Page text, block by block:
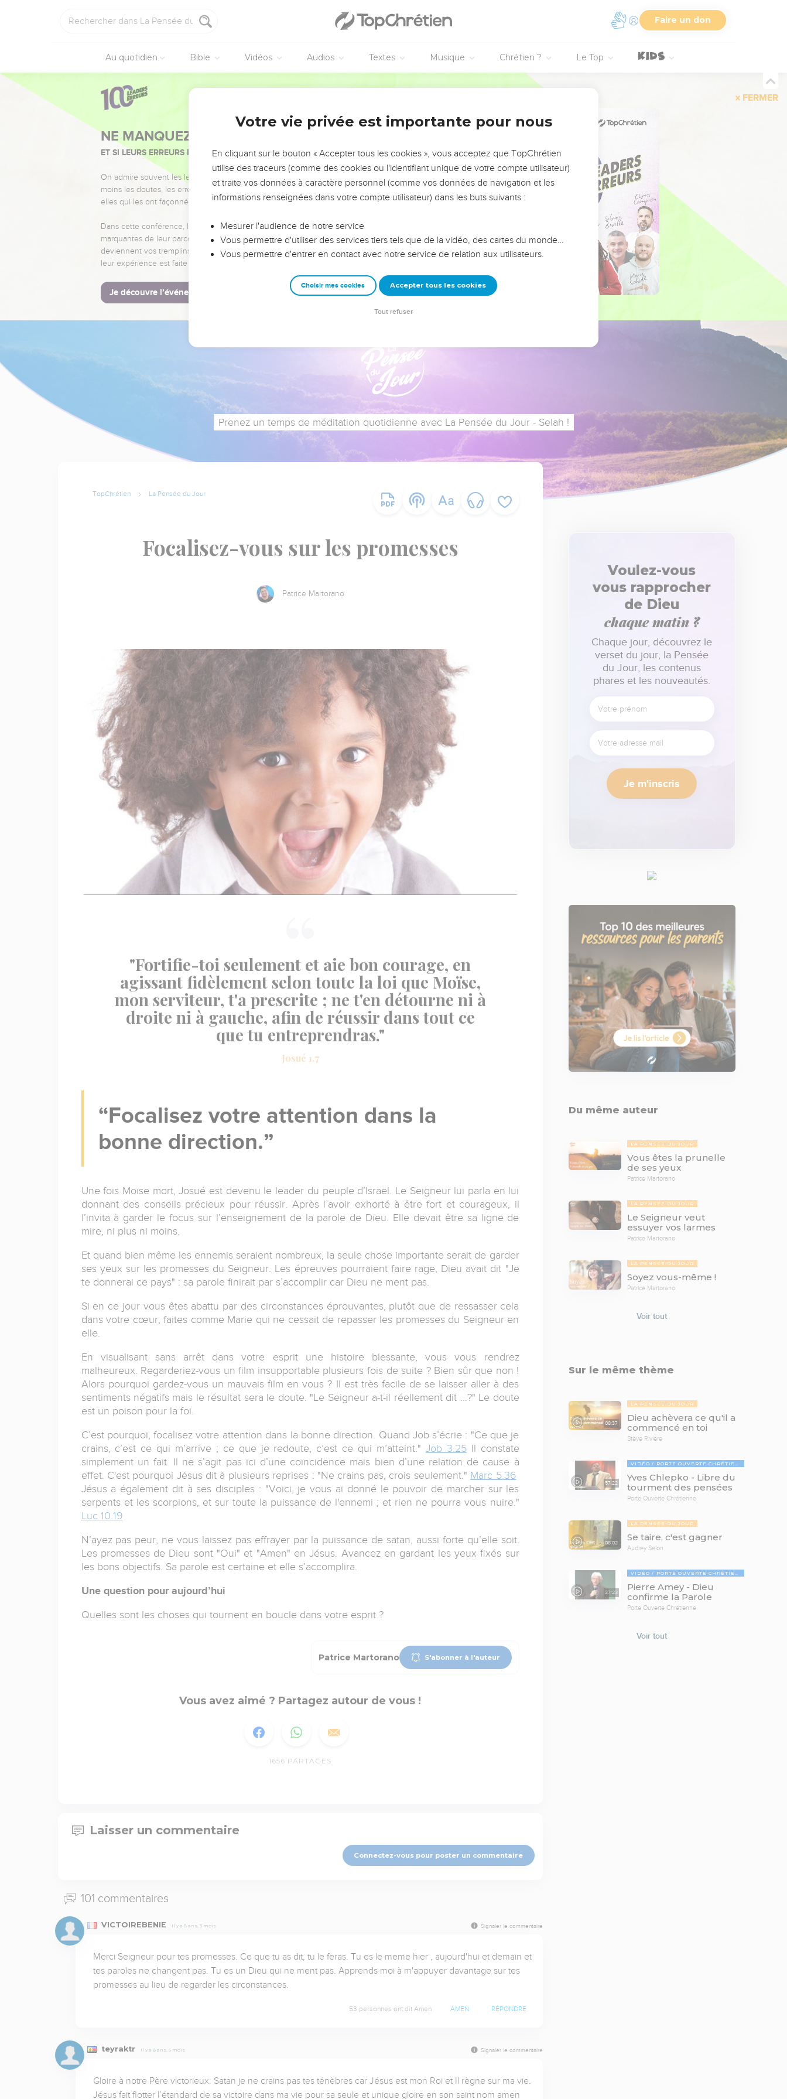
Faire un don
Au quotidien Bible Vidéos Audios Textes Musique Chrétien ? Le Top
FERMER
NE MANQUEZ PAS L’ÉVÉNEMENT DE L’ANNÉE !
ET SI LEURS ERREURS POUVAIENT VOUS ÉVITER LES VOTRES ?
On admire souvent les leaders pour leurs réussites, leur impact, leur foi ou leur vision. Mais on voit
moins les doutes, les erreurs et les saisons difficiles qu'ils ont traversés, alors même que ce sont
elles qui les ont façonnés.
Dans cette conférence, leaders, entrepreneurs, et responsables reviennent sur les erreurs
marquantes de leur parcours et les clés pour avancer avec plus de sagesse afin que leurs erreurs
deviennent vos tremplins. Que vous guidiez un ministère, une équipe, un groupe ou une famille,
leur expérience est faite pour vous.
Je découvre l’événement
Prenez un temps de méditation quotidienne avec La Pensée du Jour - Selah !
TopChrétien La Pensée du Jour
Focalisez-vous sur les promesses
Patrice Martorano
"Fortifie-toi seulement et aie bon courage, en
agissant fidèlement selon toute la loi que Moïse,
mon serviteur, t'a prescrite ; ne t'en détourne ni à
droite ni à gauche, afin de réussir dans tout ce
que tu entreprendras."
Josué 1.7
Focalisez votre attention dans la
bonne direction.
Une fois Moïse mort, Josué est devenu le leader du peuple d’Israël. Le Seigneur lui parla en lui
donnant des conseils précieux pour réussir. Après l’avoir exhorté à être fort et courageux, il
l’invita à garder le focus sur l’enseignement de la parole de Dieu. Elle devait être sa ligne de
mire, ni plus ni moins.
Et quand bien même les ennemis seraient nombreux, la seule chose importante serait de garder
ses yeux sur les promesses du Seigneur. Les épreuves pourraient faire rage, Dieu avait dit "Je
te donnerai ce pays" : sa parole finirait par s’accomplir car Dieu ne ment pas.
Si en ce jour vous êtes abattu par des circonstances éprouvantes, plutôt que de ressasser cela
dans votre cœur, faites comme Marie qui ne cessait de repasser les promesses du Seigneur en
elle.
En visualisant sans arrêt dans votre esprit une histoire blessante, vous vous rendrez
malheureux. Regarderiez-vous un film insupportable plusieurs fois de suite ? Bien sûr que non !
Alors pourquoi gardez-vous un mauvais film en vous ? Il est très facile de se laisser aller à des
sentiments négatifs mais le résultat sera le doute. "Le Seigneur a-t-il réellement dit …?" Le doute
est un poison pour la foi.
C’est pourquoi, focalisez votre attention dans la bonne direction. Quand Job s’écrie : "Ce que je
crains, c’est ce qui m’arrive ; ce que je redoute, c’est ce qui m’atteint." Job 3.25Il constate
simplement un fait. Il ne s’agit pas ici d’une coïncidence mais bien d’une relation de cause à
effet. C'est pourquoi Jésus dit à plusieurs reprises : "Ne crains pas, crois seulement." Marc 5.36
Jésus a également dit à ses disciples : "Voici, je vous ai donné le pouvoir de marcher sur les
serpents et les scorpions, et sur toute la puissance de l'ennemi ; et rien ne pourra vous nuire."
Luc 10.19
N’ayez pas peur, ne vous laissez pas effrayer par la puissance de satan, aussi forte qu’elle soit.
Les promesses de Dieu sont "Oui" et "Amen" en Jésus. Avancez en gardant les yeux fixés sur
les bons objectifs. Sa parole est certaine et elle s’accomplira.
Une question pour aujourd’hui
Quelles sont les choses qui tournent en boucle dans votre esprit ?
Patrice Martorano S'abonner à l'auteur
Vous avez aimé ? Partagez autour de vous !
1656 PARTAGES
Laisser un commentaire
Connectez-vous pour poster un commentaire
101 commentaires
VICTOIREBENIE Il y a 8 ans, 3 mois Signaler le commentaire
Merci Seigneur pour tes promesses. Ce que tu as dit, tu le feras. Tu es le meme hier , aujourd'hui et demain et
tes paroles ne changent pas. Tu es un Dieu qui ne ment pas. Apprends moi à m'appuyer davantage sur tes
promesses au lieu de regarder les circonstances.
53 personnes ont dit Amen AMEN RÉPONDRE
teyraktr Il y a 8 ans, 5 mois Signaler le commentaire
Gloire à notre Père victorieux. Satan je ne crains pas tes ténèbres car Jésus est mon Roi et Il règne sur ma vie.
Jésus fait flotter l’étandard de sa victoire dans ma vie pour sa seule et unique gloire en son saint nom amen
Voulez-vous
vous rapprocher
de Dieu
chaque matin ?
Chaque jour, découvrez le
verset du jour, la Pensée
du Jour, les contenus
phares et les nouveautés.
Je m'inscris
Du même auteur
LA PENSÉE DU JOUR
Vous êtes la prunelle
de ses yeux
Patrice Martorano
LA PENSÉE DU JOUR
Le Seigneur veut
essuyer vos larmes
Patrice Martorano
LA PENSÉE DU JOUR
Soyez vous-même !
Patrice Martorano
Voir tout
Sur le même thème
08:37
LA PENSÉE DU JOUR
Dieu achèvera ce qu'il a
commencé en toi
Stève Rivière
57:22
VIDÉO PORTE OUVERTE CHRÉTIENNE
Yves Chlepko - Libre du
tourment des pensées
Porte Ouverte Chrétienne
08:02
LA PENSÉE DU JOUR
Se taire, c'est gagner
Audrey Selon
37:23
VIDÉO PORTE OUVERTE CHRÉTIENNE
Pierre Amey - Dieu
confirme la Parole
Porte Ouverte Chrétienne
Voir tout
Votre vie privée est importante pour nous
En cliquant sur le bouton « Accepter tous les cookies », vous acceptez que TopChrétien
utilise des traceurs (comme des cookies ou l'identifiant unique de votre compte utilisateur)
et traite vos données à caractère personnel (comme vos données de navigation et les
informations renseignées dans votre compte utilisateur) dans les buts suivants :
Mesurer l'audience de notre service
Vous permettre d'utiliser des services tiers tels que de la vidéo, des cartes du monde…
Vous permettre d'entrer en contact avec notre service de relation aux utilisateurs.
Choisir mes cookies Accepter tous les cookies
Tout refuser